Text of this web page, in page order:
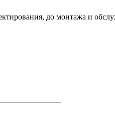
до монтажа и